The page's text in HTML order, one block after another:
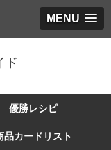
MENU
ド
優勝レシピ
品カードリスト